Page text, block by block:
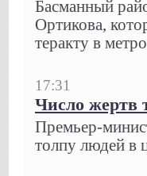
Басманный
Ортикова,
теракту в
17:31
Число жертв
Премьер-
толпу людей в